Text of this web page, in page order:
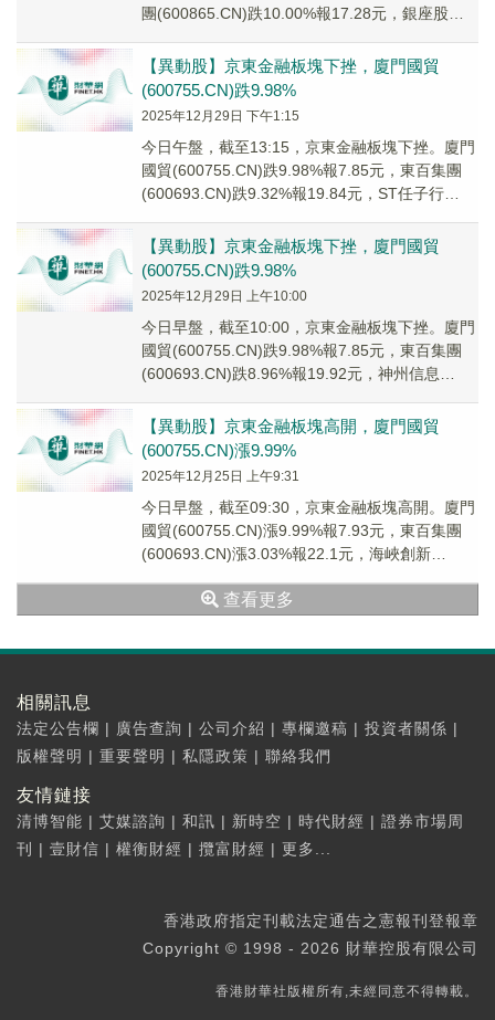
團(600865.CN)跌10.00%報17.28元，銀座股份
【異動股】京東金融板塊下挫，廈門國貿
(600755.CN)跌9.98%
2025年12月29日 下午1:15
今日午盤，截至13:15，京東金融板塊下挫。廈門
國貿(600755.CN)跌9.98%報7.85元，東百集團
(600693.CN)跌9.32%報19.84元，ST任子行
【異動股】京東金融板塊下挫，廈門國貿
(600755.CN)跌9.98%
2025年12月29日 上午10:00
今日早盤，截至10:00，京東金融板塊下挫。廈門
國貿(600755.CN)跌9.98%報7.85元，東百集團
(600693.CN)跌8.96%報19.92元，神州信息
【異動股】京東金融板塊高開，廈門國貿
(600755.CN)漲9.99%
2025年12月25日 上午9:31
今日早盤，截至09:30，京東金融板塊高開。廈門
國貿(600755.CN)漲9.99%報7.93元，東百集團
(600693.CN)漲3.03%報22.1元，海峽創新
查看更多
相關訊息
法定公告欄 | 廣告查詢 | 公司介紹 | 專欄邀稿 | 投資者關係 |
版權聲明 | 重要聲明 | 私隱政策 | 聯絡我們
友情鏈接
清博智能 | 艾媒諮詢 | 和訊 | 新時空 | 時代財經 | 證券市場周
刊
| 壹財信 | 權衡財經 | 攬富財經 | 更多...
香港政府指定刊載法定通告之憲報刊登報章
Copyright © 1998 - 2026 財華控股有限公司
香港財華社版權所有,未經同意不得轉載。